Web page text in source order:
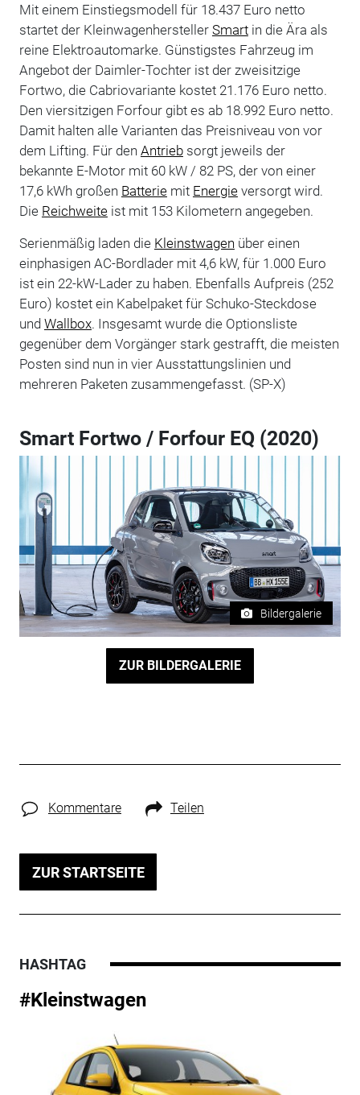
Mit einem Einstiegsmodell für 18.437 Euro netto
startet der Kleinwagenhersteller Smartin die Ära als
reine Elektroautomarke. Günstigstes Fahrzeug im
Angebot der Daimler-Tochter ist der zweisitzige
Fortwo, die Cabriovariante kostet 21.176 Euro netto.
Den viersitzigen Forfour gibt es ab 18.992 Euro netto.
Damit halten alle Varianten das Preisniveau von vor
dem Lifting. Für den Antriebsorgt jeweils der
bekannte E-Motor mit 60 kW / 82 PS, der von einer
17,6 kWh großen Batteriemit Energieversorgt wird.
Die Reichweiteist mit 153 Kilometern angegeben.
Serienmäßig laden die Kleinstwagen über einen
einphasigen AC-Bordlader mit 4,6 kW, für 1.000 Euro
ist ein 22-kW-Lader zu haben. Ebenfalls Aufpreis (252
Euro) kostet ein Kabelpaket für Schuko-Steckdose
und Wallbox. Insgesamt wurde die Optionsliste
gegenüber dem Vorgänger stark gestrafft, die meisten
Posten sind nun in vier Ausstattungslinien und
mehreren Paketen zusammengefasst. (SP-X)
Smart Fortwo / Forfour EQ (2020)
Bildergalerie
ZUR BILDERGALERIE
Kommentare Teilen
ZUR STARTSEITE
HASHTAG
#Kleinstwagen